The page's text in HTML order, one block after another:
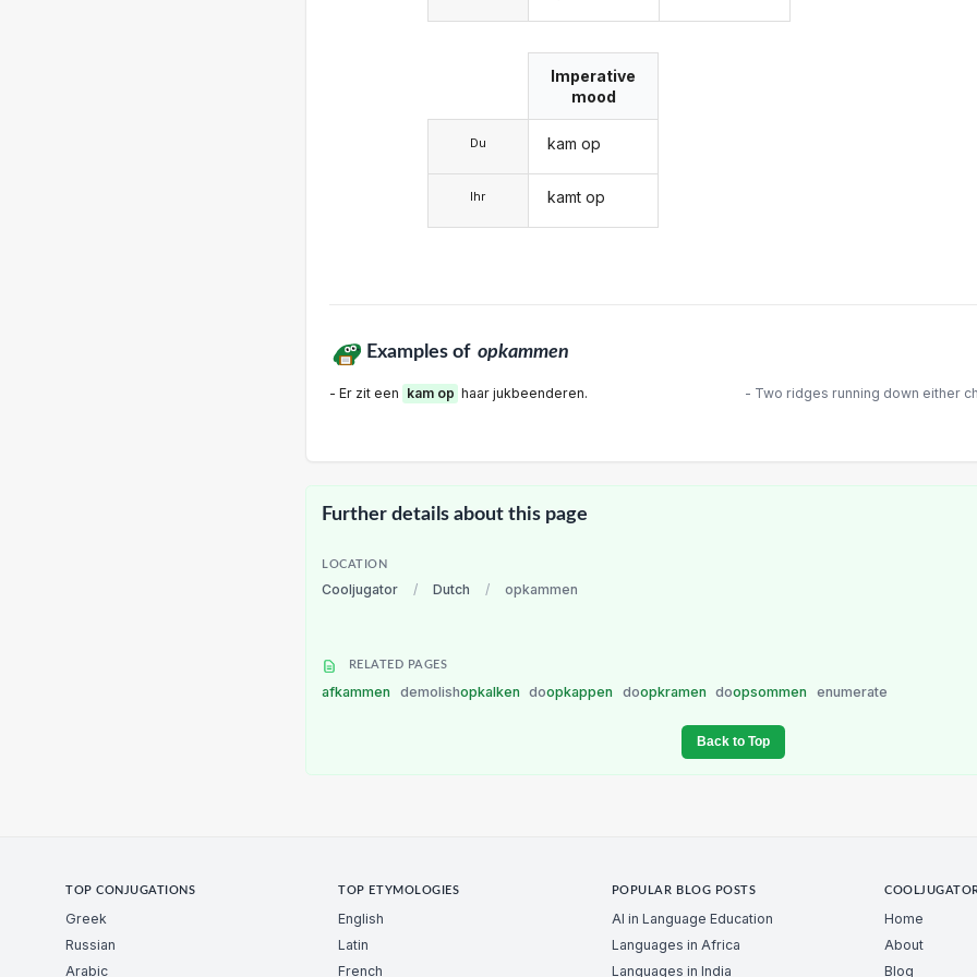
Du
Ihr
Imperative
mood
kam op
kamt op
Examples of opkammen
- Er zit een kam op haar jukbeenderen. - Two ridges running down either
Further details about this page
LOCATION
Cooljugator / Dutch / opkammen
RELATED PAGES
afkammen demolishopkalken doopkappen doopkramen doopsommen enumerate
Back to Top
TOP CONJUGATIONS
Greek
Russian
Arabic
TOP ETYMOLOGIES
English
Latin
French
POPULAR BLOG POSTS
AI in Language Education
Languages in Africa
Languages in India
Home
About
Blog